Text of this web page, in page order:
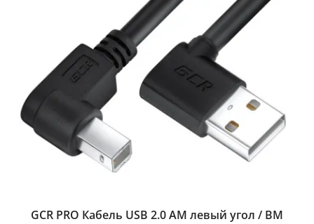
GCR PRO Кабель USB 2.0 AM левый угол / BM